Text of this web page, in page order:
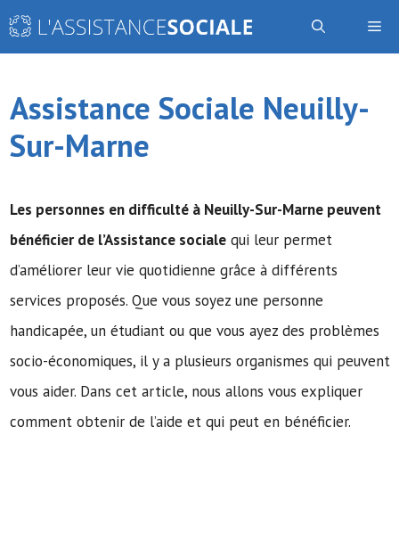
Aller
Assistance Sociale Neuilly-
Sur-Marne
Les personnes en difficulté à Neuilly-Sur-Marne peuvent
bénéficier de l’Assistance sociale qui leur permet
d’améliorer leur vie quotidienne grâce à différents
services proposés. Que vous soyez une personne
handicapée, un étudiant ou que vous ayez des problèmes
socio-économiques, il y a plusieurs organismes qui peuvent
vous aider. Dans cet article, nous allons vous expliquer
comment obtenir de l’aide et qui peut en bénéficier.